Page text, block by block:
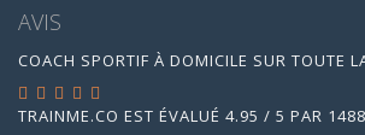
AVIS
COACH SPORTIF À DOMICILE SUR TOUTE
TRAINME.CO EST ÉVALUÉ 4.95 / 5 PAR